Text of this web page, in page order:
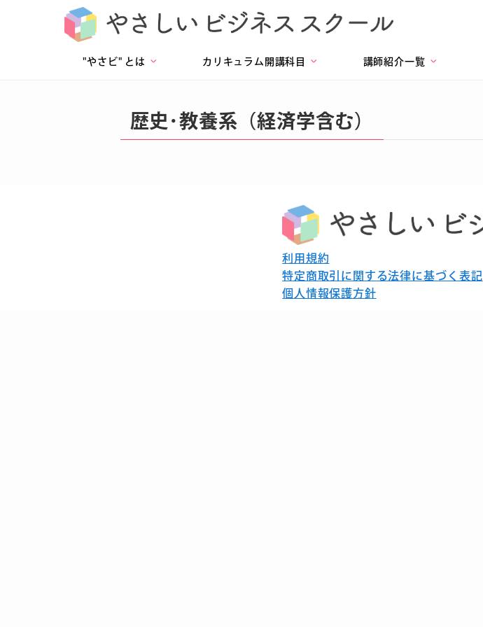
"やさビ" とは > カリキュラム開講科目 > 講師紹介一覧 >
歴史･教養系（経済学含む）
利用規約
特定商取引に関する法律に基づく表記
個人情報保護方針